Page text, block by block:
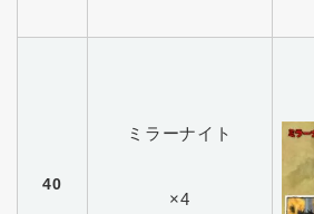
40
ミラーナイト
×4